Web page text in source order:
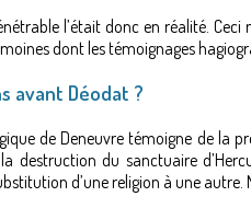
l’était donc en réalité.
dont les témoignages
avant Déodat ?
de Deneuvre témoigne de la
la destruction du sanctuaire
d’une religion à une